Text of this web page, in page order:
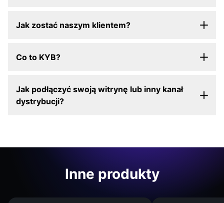
Jak zostać naszym klientem?
Co to KYB?
Jak podłączyć swoją witrynę lub inny kanał
dystrybucji?
Inne produkty